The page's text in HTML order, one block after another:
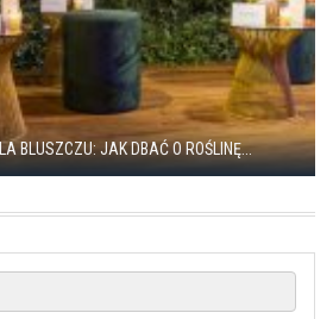
BLUSZCZU: JAK DBAĆ O ROŚLINĘ...